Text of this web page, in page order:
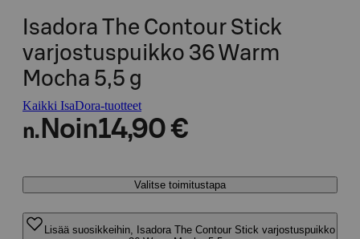
Isadora The Contour Stick
varjostuspuikko 36 Warm
Mocha 5,5 g
Kaikki IsaDora-tuotteet
n. Noin14,90 €
Valitse toimitustapa
Lisää suosikkeihin, Isadora The Contour Stick varjostuspuikko